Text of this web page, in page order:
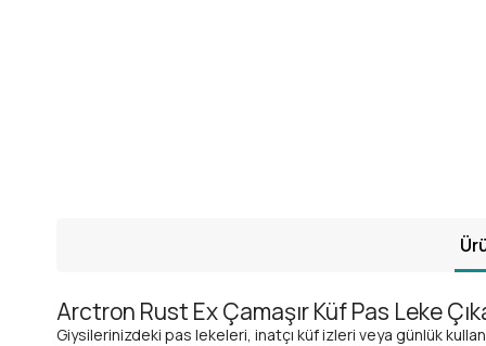
Arctron Rust Ex Çamaşır Küf Pas Leke
Giysilerinizdeki pas lekeleri, inatçı küf izleri veya günlük